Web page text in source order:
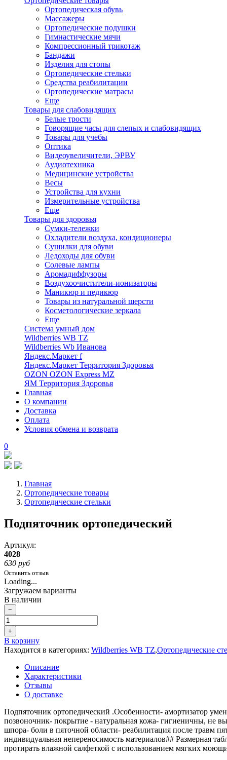
Ортопедическая обувь
Массажеры
Ортопедические подушки
Гимнастические мячи
Компрессионный трикотаж
Бандажи
Изделия для стопы
Ортопедические стельки
Средства реабилитации
Ортопедические матраcы
Еще
Товары для слабовидящих
Белые трости
Говорящие часы для слепых и слабовидящих
Товары для учебы
Оптика
Видеоувеличители, ЭРВУ
Аудиотехника
Медицинские устройства
Весы
Устройства для кухни
Измерительные устройства
Еще
Товары для здоровья
Сумки-тележки
Охладители воздуха, кондиционеры
Сушилки для обуви
Ледоходы для обуви
Солевые лампы
Аромадиффузоры
Воздухоочистители-ионизаторы
Маникюр и педикюр
Товары из натуральной шерсти
Косметологические зеркала
Еще
Система умный дом
Wildberries WB TZ
Wildberries Wb Иванова
Яндекс.Маркет f
Яндекс.Маркет Территория Здоровья
OZON OZON Express MZ
ЯМ Территория Здоровья
Главная
О компании
Доставка
Оплата
Условия обмена и возврата
0
Главная
Ортопедические товары
Ортопедические стельки
Подпяточник ортопедический
Артикул:
4028
630 руб
Оставить отзыв
Loading...
Загружаем варианты
В наличии
−
+
В корзину
Находится в категориях: Wildberries WB TZ,Ортопедические
Описание
Характеристики
Отзывы
О доставке
Подпяточник ортопедический .Особенности- амортизатор
позвоночник- покрытие - натуральная кожа- гигиеничны, не
шпора- боли в пяточной области- реабилитация после травм
индивидуальная непереносимость материалов## Размерная
протирать влажной салфеткой с использованием мягких